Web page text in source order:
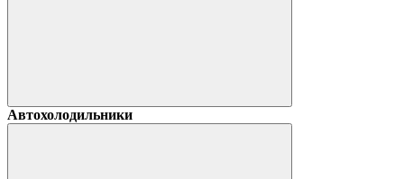
Автохолодильники